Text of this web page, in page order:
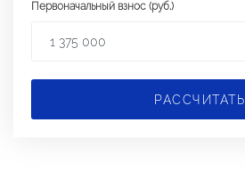
Первоначальный взнос (руб.)
РАССЧИТАТЬ